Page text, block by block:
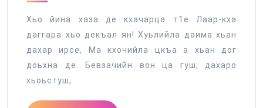
Хьо йина хаза де кхачарца т1е Лаар-кха
даггара хьо декъал ян! Хуьлийла даима хьан
дахар ирсе, Ма кхочийла цкъа а хьан дог
доьхна де. Бевзачийн вон ца гуш, дахаро
хьоьстуш,